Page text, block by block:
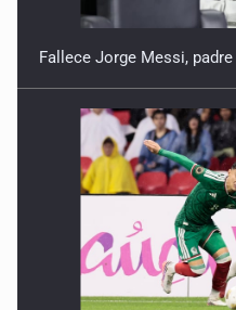
Fallece Jorge Messi,